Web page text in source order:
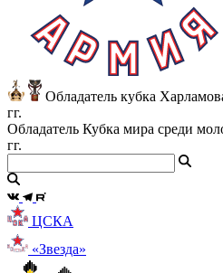
Обладатель кубка
гг.
Обладатель Кубка мира среди
гг.
ЦСКА
«Звезда»